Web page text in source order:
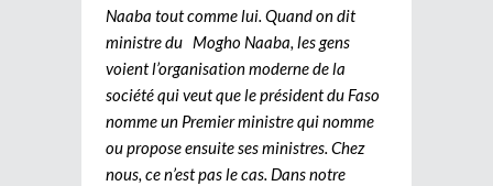
Naaba tout comme lui. Quand on dit
ministre du Mogho Naaba, les gens
voient l’organisation moderne de la
société qui veut que le président du Faso
nomme un Premier ministre qui nomme
ou propose ensuite ses ministres. Chez
nous, ce n’est pas le cas. Dans notre